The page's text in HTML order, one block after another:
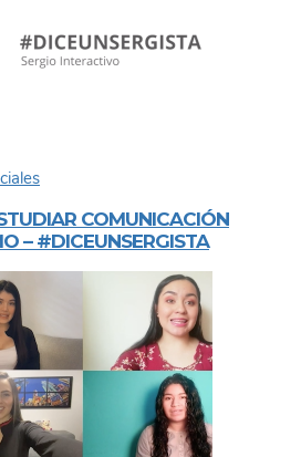
COMUNICACIÓN
– #DICEUNSERGISTA